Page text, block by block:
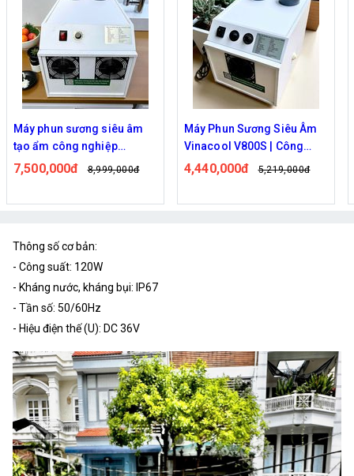
Máy phun sương siêu âm
tạo ẩm công nghiệp
Vinacool V1500 – Giải pháp
7,500,000đ 8,999,000đ
Máy Phun Sương Siêu Âm
Vinacool V800S | Công
Suất Lớn, Tạo Khói Làm Mát
4,440,000đ 5,219,000đ
Thông số cơ bản:
- Công suất: 120W
- Kháng nước, kháng bụi: IP67
- Tần số: 50/60Hz
- Hiệu điện thế (U): DC 36V